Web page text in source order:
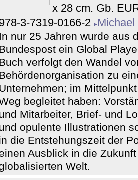
x 28 cm. Gb.
978-3-7319-0166-2 Michael
In nur 25 Jahren wurde aus
Bundespost ein Global
Buch verfolgt den Wandel
Behördenorganisation zu
Unternehmen; im
begleitet haben:
und Mitarbeiter, Brief- und
und opulente Illustrationen
in die Entstehungszeit der
einen Ausblick in die
Welt.